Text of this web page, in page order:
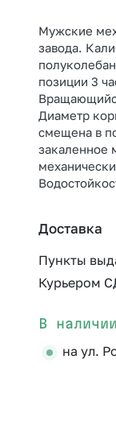
Мужские
завода.
позиции 3
Диаметр
смещена в
закаленное
Доставка
Пункты
Курьером
В наличии
на ул.